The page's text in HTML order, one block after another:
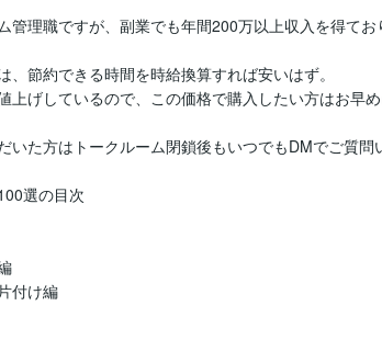
管理職ですが、副業でも年間200万以上収入を得てお
、節約できる時間を時給換算すれば安いはず。
上げしているので、この価格で購入したい方はお早め
いた方はトークルーム閉鎖後もいつでもDMでご質問
選の目次
付け編